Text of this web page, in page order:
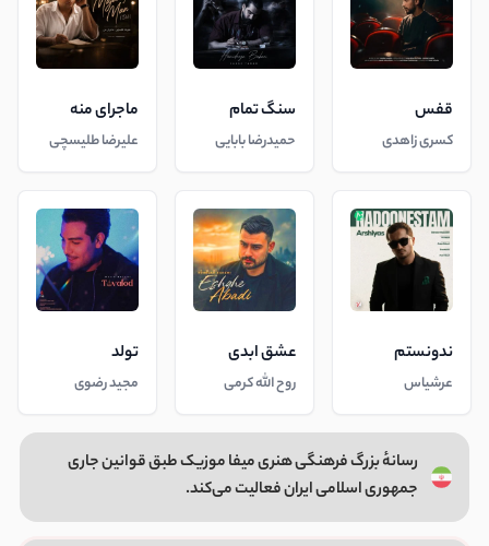
قفس
کسری زاهدی
سنگ تمام
حمیدرضا بابایی
ماجرای منه
علیرضا طلیسچی
ندونستم
عرشیاس
عشق ابدی
روح الله کرمی
تولد
مجید رضوی
رسانهٔ بزرگ فرهنگی هنری میفا موزیک طبق قوانین جاری
جمهوری اسلامی ایران فعالیت می‌کند.